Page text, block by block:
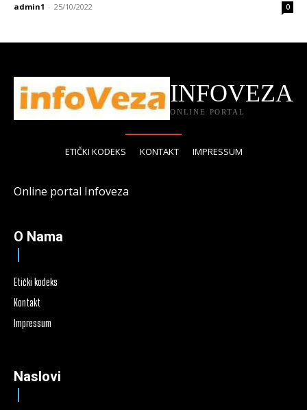
admin1 - 25/10/2022 0
INFOVEZA
ONLINE PORTAL
ETIČKI KODEKS KONTAKT IMPRESSUM
Online portal Infoveza
O Nama
Etički kodeks
Kontakt
Impressum
Naslovi